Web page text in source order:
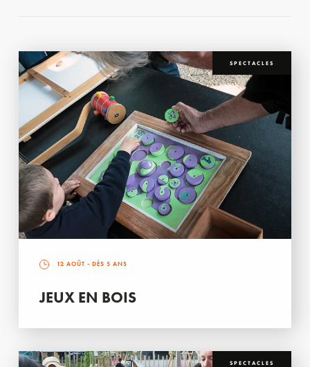
SPECTACLES
12 AOÛT - DÈS 5 ANS
JEUX EN BOIS
SPECTACLES